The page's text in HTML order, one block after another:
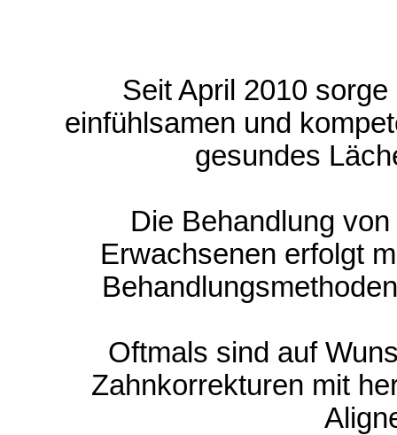
Seit April 2010
einfühlsamen und
gesundes
Die Behandlung
Erwachsenen erfolgt
Oftmals sind auf
Zahnkorrekturen mit